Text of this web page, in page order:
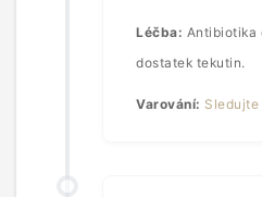
Léčba: Antibiotika
dostatek tekutin.
Varování: